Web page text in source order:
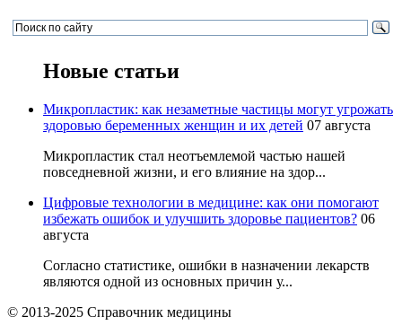
Новые статьи
Микропластик: как незаметные частицы могут угрожать
здоровью беременных женщин и их детей 07 августа
Микропластик стал неотъемлемой частью нашей
повседневной жизни, и его влияние на здор...
Цифровые технологии в медицине: как они помогают
избежать ошибок и улучшить здоровье пациентов? 06
августа
Согласно статистике, ошибки в назначении лекарств
являются одной из основных причин у...
© 2013-2025 Справочник медицины